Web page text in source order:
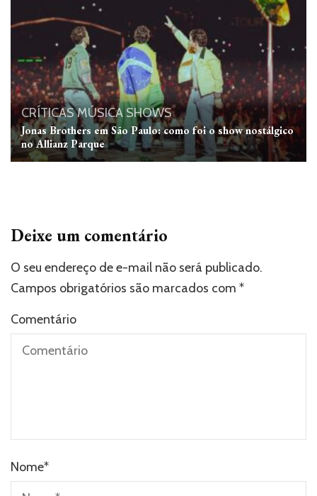
CRÍTICASMÚSICA SHOWS
Jonas Brothers em São Paulo: como foi o show nostálgico
no Allianz Parque
Deixe um comentário
O seu endereço de e-mail não será publicado.
Campos obrigatórios são marcados com *
Comentário
Nome*